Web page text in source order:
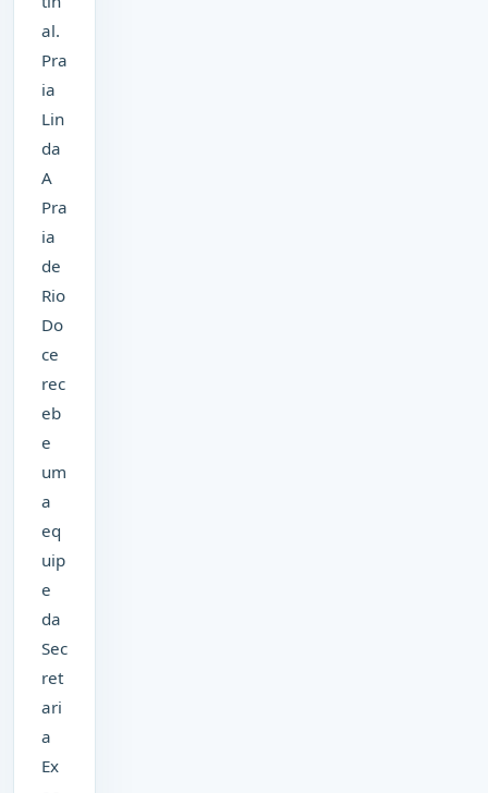
al.
Pra
ia
Lin
da
A
Pra
ia
de
Rio
Do
ce
rec
eb
e
um
a
eq
uip
e
da
Sec
ret
ari
a
Ex